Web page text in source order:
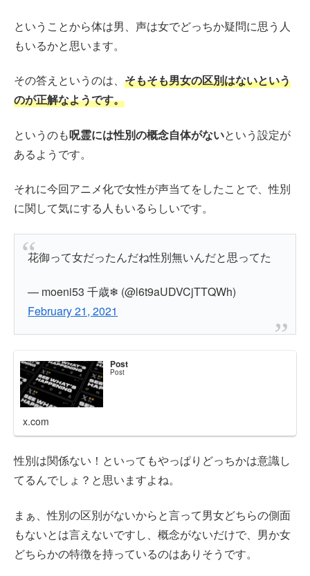
ということから体は男、声は女でどっちか疑問に思う人
もいるかと思います。
その答えというのは、 そもそも男女の区別はないという
のが正解なようです。
というのも呪霊には性別の概念自体がないという設定が
あるようです。
それに今回アニメ化で女性が声当てをしたことで、性別
に関して気にする人もいるらしいです。
花御って女だったんだね性別無いんだと思ってた
— moeni53 千歳❄ (@l6t9aUDVCjTTQWh)
February 21, 2021
Post
Post
x.com
性別は関係ない！といってもやっぱりどっちかは意識し
てるんでしょ？と思いますよね。
まぁ、性別の区別がないからと言って男女どちらの側面
もないとは言えないですし、概念がないだけで、男か女
どちらかの特徴を持っているのはありそうです。